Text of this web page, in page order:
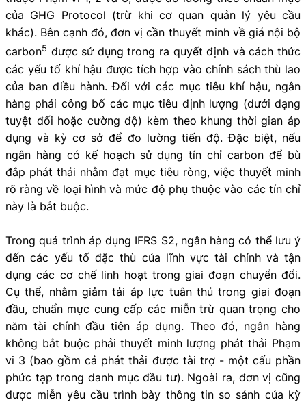
của GHG Protocol (trừ khi cơ quan quản lý yêu cầu
khác). Bên cạnh đó, đơn vị cần thuyết minh về giá nội bộ
carbon5 được sử dụng trong ra quyết định và cách thức
các yếu tố khí hậu được tích hợp vào chính sách thù lao
của ban điều hành. Đối với các mục tiêu khí hậu, ngân
hàng phải công bố các mục tiêu định lượng (dưới dạng
tuyệt đối hoặc cường độ) kèm theo khung thời gian áp
dụng và kỳ cơ sở để đo lường tiến độ. Đặc biệt, nếu
ngân hàng có kế hoạch sử dụng tín chỉ carbon để bù
đắp phát thải nhằm đạt mục tiêu ròng, việc thuyết minh
rõ ràng về loại hình và mức độ phụ thuộc vào các tín chỉ
này là bắt buộc.
Trong quá trình áp dụng IFRS S2, ngân hàng có thể lưu ý
đến các yếu tố đặc thù của lĩnh vực tài chính và tận
dụng các cơ chế linh hoạt trong giai đoạn chuyển đổi.
Cụ thể, nhằm giảm tải áp lực tuân thủ trong giai đoạn
đầu, chuẩn mực cung cấp các miễn trừ quan trọng cho
năm tài chính đầu tiên áp dụng. Theo đó, ngân hàng
không bắt buộc phải thuyết minh lượng phát thải Phạm
vi 3 (bao gồm cả phát thải được tài trợ - một cấu phần
phức tạp trong danh mục đầu tư). Ngoài ra, đơn vị cũng
được miễn yêu cầu trình bày thông tin so sánh của kỳ